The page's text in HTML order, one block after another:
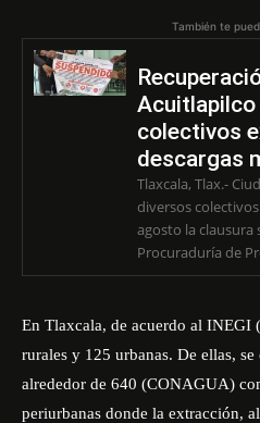
También te
colectivos
descargas
Tlaxcala, Tlax.-
diversos
agosto la clausura
Procuraduría de
En Tlaxcala, de acuerdo al INEGI
rurales y 125 urbanas. De ellas,
alrededor de 640 (CONAGUA)
periurbanas donde la extracción,